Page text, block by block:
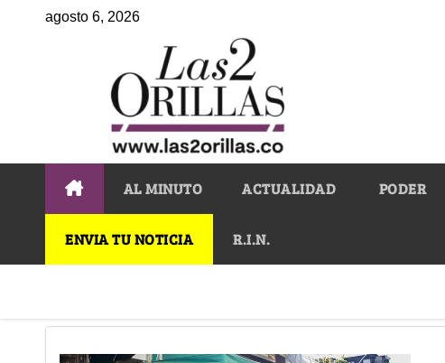
agosto 6, 2026
AL MINUTO ACTUALIDAD PODER
ENVIA TU NOTICIA R.I.N.